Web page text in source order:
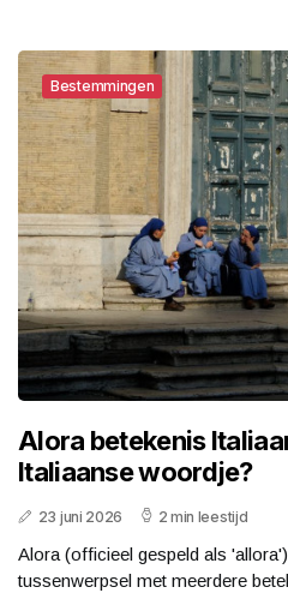
Bestemmingen
Alora betekenis
Italiaanse woordje?
23 juni 2026 2 min leestijd
Alora (officieel gespeld als
tussenwerpsel met meerdere